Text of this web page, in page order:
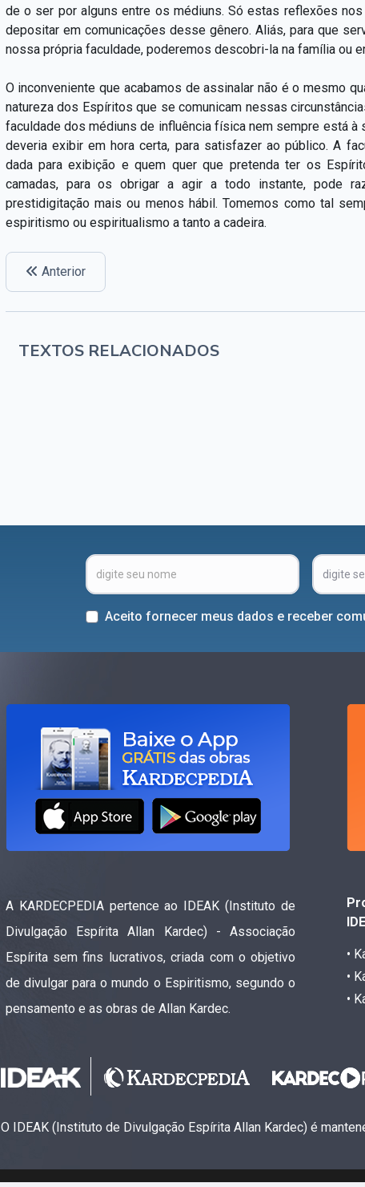
de o ser por alguns entre os médiuns. Só estas reflexões
depositar em comunicações desse gênero. Aliás, para que
nossa própria faculdade, poderemos descobri-la na família ou
O inconveniente que acabamos de assinalar não é o mesmo
natureza dos Espíritos que se comunicam nessas
faculdade dos médiuns de influência física nem sempre está
deveria exibir em hora certa, para satisfazer ao público. A
dada para exibição e quem quer que pretenda ter os
camadas, para os obrigar a agir a todo instante, pode
prestidigitação mais ou menos hábil. Tomemos como tal
espiritismo ou espiritualismo a tanto a cadeira.
Anterior
TEXTOS RELACIONADOS
Aceito fornecer meus dados e receber
A KARDECPEDIA pertence ao IDEAK (Instituto de
Divulgação Espírita Allan Kardec) - Associação
Espírita sem fins lucrativos, criada com o objetivo
de divulgar para o mundo o Espiritismo, segundo o
pensamento e as obras de Allan Kardec.
•
•
•
O IDEAK (Instituto de Divulgação Espírita Allan Kardec) é